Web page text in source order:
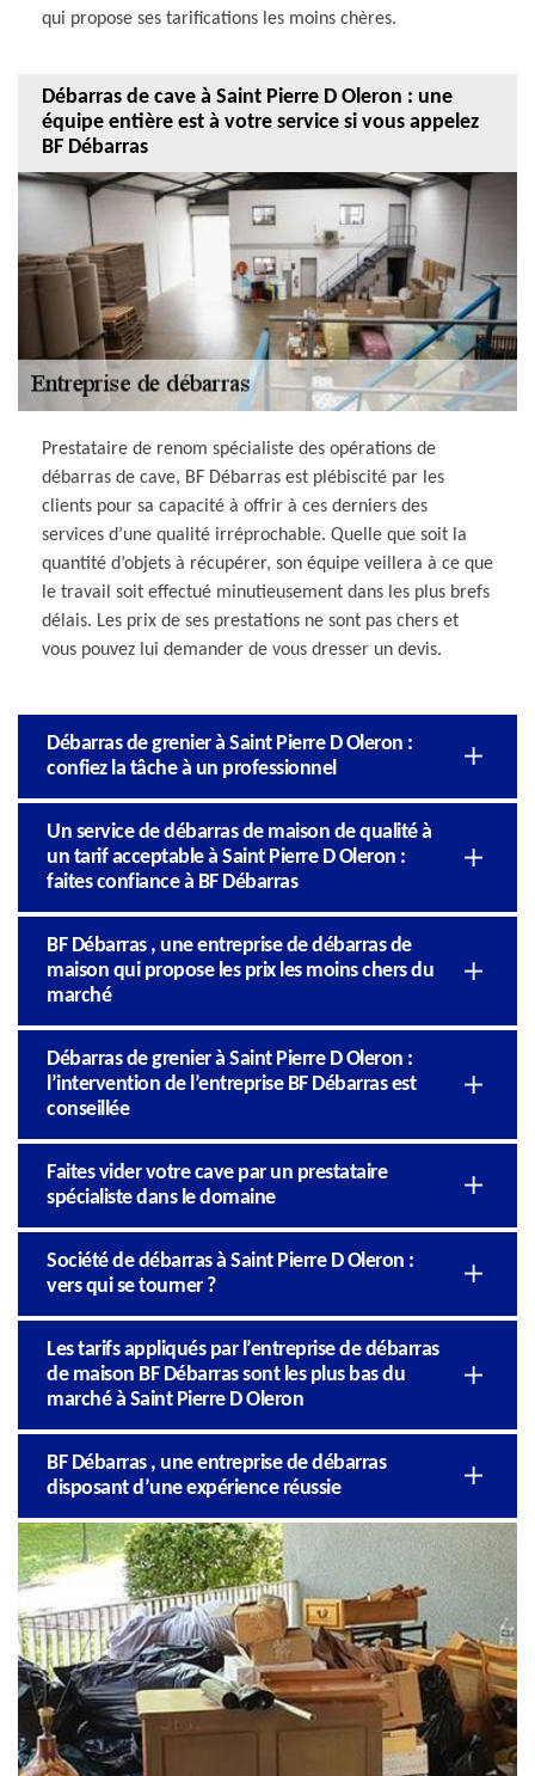
qui propose ses tarifications les moins chères.
Débarras de cave à Saint Pierre D Oleron : une
équipe entière est à votre service si vous appelez
BF Débarras
Prestataire de renom spécialiste des opérations de
débarras de cave, BF Débarras est plébiscité par les
clients pour sa capacité à offrir à ces derniers des
services d’une qualité irréprochable. Quelle que soit la
quantité d’objets à récupérer, son équipe veillera à ce que
le travail soit effectué minutieusement dans les plus brefs
délais. Les prix de ses prestations ne sont pas chers et
vous pouvez lui demander de vous dresser un devis.
Débarras de grenier à Saint Pierre D Oleron :
confiez la tâche à un professionnel
Un service de débarras de maison de qualité à
un tarif acceptable à Saint Pierre D Oleron :
faites confiance à BF Débarras
BF Débarras , une entreprise de débarras de
maison qui propose les prix les moins chers du
marché
Débarras de grenier à Saint Pierre D Oleron :
l’intervention de l’entreprise BF Débarras est
conseillée
Faites vider votre cave par un prestataire
spécialiste dans le domaine
Société de débarras à Saint Pierre D Oleron :
vers qui se tourner ?
Les tarifs appliqués par l’entreprise de débarras
de maison BF Débarras sont les plus bas du
marché à Saint Pierre D Oleron
BF Débarras , une entreprise de débarras
disposant d’une expérience réussie